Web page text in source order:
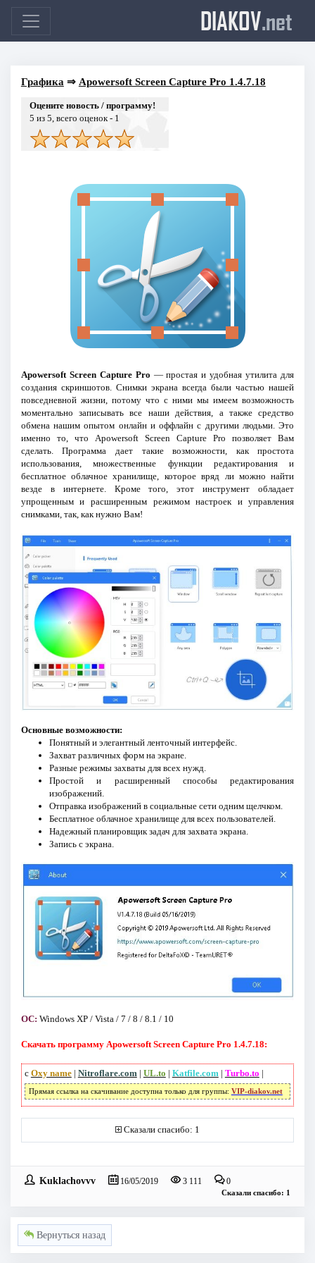
DIAKOV.net
Графика ⇒ Apowersoft Screen Capture Pro 1.4.7.18
Оцените новость / программу!
5 из 5, всего оценок - 1
Apowersoft Screen Capture Pro — простая и удобная утилита для
создания скриншотов. Снимки экрана всегда были частью нашей
повседневной жизни, потому что с ними мы имеем возможность
моментально записывать все наши действия, а также средство
обмена нашим опытом онлайн и оффлайн с другими людьми. Это
именно то, что Apowersoft Screen Capture Pro позволяет Вам
сделать. Программа дает такие возможности, как простота
использования, множественные функции редактирования и
бесплатное облачное хранилище, которое вряд ли можно найти
везде в интернете. Кроме того, этот инструмент обладает
упрощенным и расширенным режимом настроек и управления
снимками, так, как нужно Вам!
Основные возможности:
Понятный и элегантный ленточный интерфейс.
Захват различных форм на экране.
Разные режимы захваты для всех нужд.
Простой и расширенный способы редактирования
изображений.
Отправка изображений в социальные сети одним щелчком.
Бесплатное облачное хранилище для всех пользователей.
Надежный планировщик задач для захвата экрана.
Запись с экрана.
ОС: Windows XP / Vista / 7 / 8 / 8.1 / 10
Скачать программу Apowersoft Screen Capture Pro 1.4.7.18:
с Oxy name| Nitroflare.com | UL.to | Katfile.com | Turbo.to |
Прямая ссылка на скачивание доступна только для группы: VIP-diakov.net
Сказали спасибо: 1
Kuklachovvv 16/05/2019 3 111 0
Сказали спасибо: 1
Вернуться назад